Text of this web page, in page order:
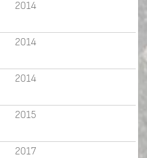
2014
2014
2014
2015
2017